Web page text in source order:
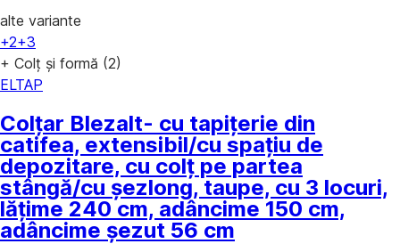
alte variante
+2+3
+ Colț și formă (2)
ELTAP
Colțar Blezalt- cu tapițerie din
catifea, extensibil/cu spațiu de
depozitare, cu colț pe partea
stângă/cu șezlong, taupe, cu 3 locuri,
lățime 240 cm, adâncime 150 cm,
adâncime șezut 56 cm